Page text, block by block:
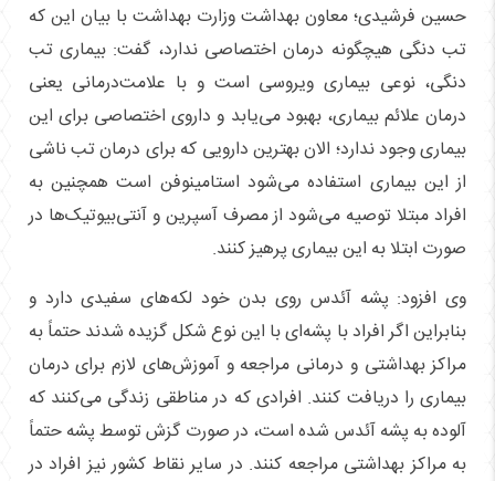
حسین فرشیدی؛ معاون بهداشت وزارت بهداشت با بیان این که
تب دنگی هیچگونه درمان اختصاصی ندارد، گفت: بیماری تب
دنگی، نوعی بیماری ویروسی است و با علامت‌درمانی یعنی
درمان علائم بیماری، بهبود می‌یابد و داروی اختصاصی برای این
بیماری وجود ندارد؛ الان بهترین دارویی که برای درمان تب ناشی
از این بیماری استفاده می‌شود استامینوفن است همچنین به
افراد مبتلا توصیه می‌شود از مصرف آسپرین و آنتی‌بیوتیک‌ها در
صورت ابتلا به این بیماری پرهیز کنند.
وی افزود: پشه آئدس روی بدن خود لکه‌های سفیدی دارد و
بنابراین اگر افراد با پشه‌ای با این نوع شکل گزیده شدند حتماً به
مراکز بهداشتی و درمانی مراجعه و آموزش‌های لازم برای درمان
بیماری را دریافت کنند. افرادی که در مناطقی زندگی می‌کنند که
آلوده به پشه آئدس شده است، در صورت گزش توسط پشه حتماً
به مراکز بهداشتی مراجعه کنند. در سایر نقاط کشور نیز افراد در